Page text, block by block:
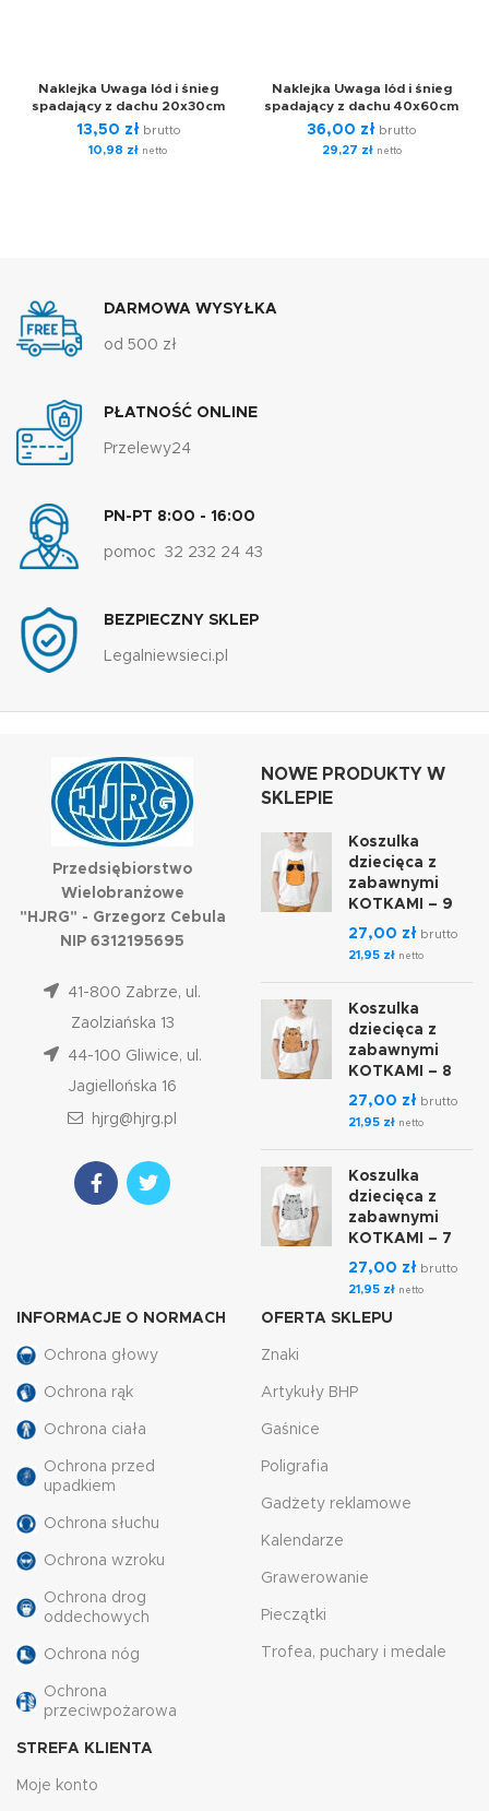
Naklejka Uwaga lód i śnieg
spadający z dachu 20x30cm
13,50 zł brutto
10,98 zł netto
Naklejka Uwaga lód i śnieg
spadający z dachu 40x60cm
36,00 zł brutto
29,27 złnetto
DARMOWA WYSYŁKA
od 500 zł
PŁATNOŚĆ ONLINE
Przelewy24
PN-PT 8:00 - 16:00
pomoc 32 232 24 43
BEZPIECZNY SKLEP
Legalniewsieci.pl
Przedsiębiorstwo
Wielobranżowe
"HJRG" - Grzegorz Cebula
NIP 6312195695
41-800 Zabrze, ul.
Zaolziańska 13
44-100 Gliwice, ul.
Jagiellońska 16
hjrg@hjrg.pl
NOWE PRODUKTY W
SKLEPIE
Koszulka
dziecięca z
zabawnymi
KOTKAMI – 9
27,00 zł brutto
21,95 zł netto
Koszulka
dziecięca z
zabawnymi
KOTKAMI – 8
27,00 zł brutto
21,95 zł netto
Koszulka
dziecięca z
zabawnymi
KOTKAMI – 7
27,00 zł brutto
21,95 zł netto
INFORMACJE O NORMACH
Ochrona głowy
Ochrona rąk
Ochrona ciała
Ochrona przed
upadkiem
Ochrona słuchu
Ochrona wzroku
Ochrona drog
oddechowych
Ochrona nóg
Ochrona
przeciwpożarowa
OFERTA SKLEPU
Znaki
Artykuły BHP
Gaśnice
Poligrafia
Gadżety reklamowe
Kalendarze
Grawerowanie
Pieczątki
Trofea, puchary i medale
STREFA KLIENTA
Moje konto